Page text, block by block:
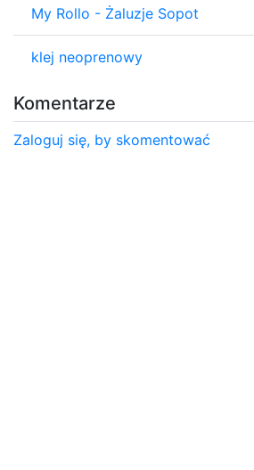
My Rollo - Żaluzje Sopot
klej neoprenowy
Komentarze
Zaloguj się, by skomentować